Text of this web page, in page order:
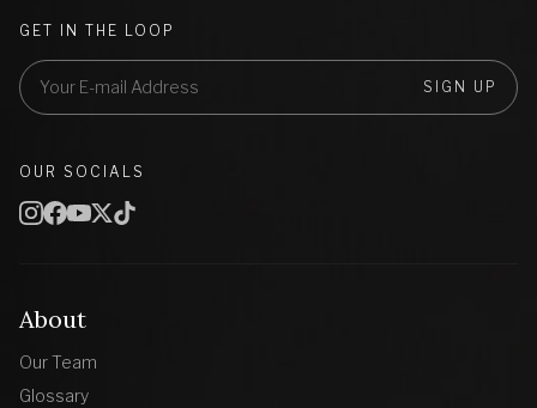
About
Our Team
Glossary
GET IN THE LOOP
SIGN UP
OUR SOCIALS